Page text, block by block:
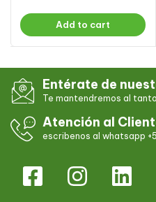
Add to cart
Entérate de
Te mantendremos al
Atención al
escribenos al whatsapp